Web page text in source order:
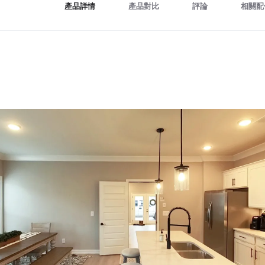
產品詳情 產品對比 評論 相關